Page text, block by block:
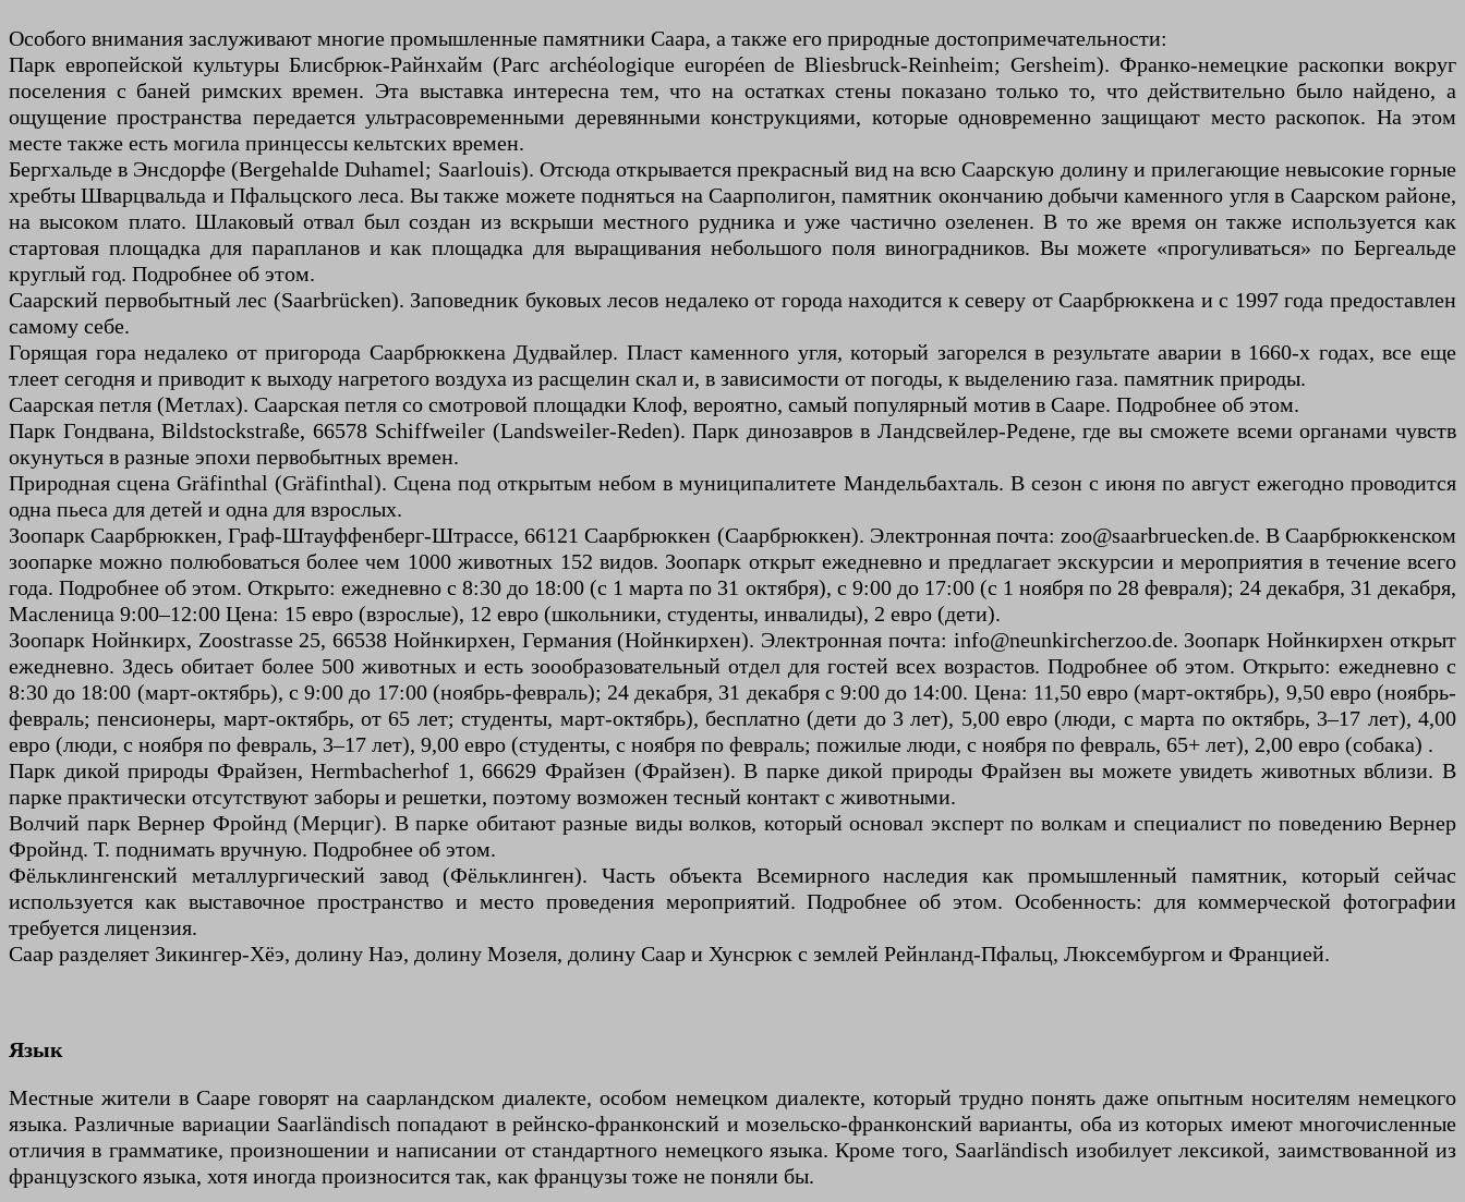
Особого внимания заслуживают многие промышленные памятники Саара, а также его природные достопримечательности:
Парк европейской культуры Блисбрюк-Райнхайм (Parc archéologique européen de Bliesbruck-Reinheim; Gersheim). Франко-немецкие раскопки вокруг
поселения с баней римских времен. Эта выставка интересна тем, что на остатках стены показано только то, что действительно было найдено, а
ощущение пространства передается ультрасовременными деревянными конструкциями, которые одновременно защищают место раскопок. На этом
месте также есть могила принцессы кельтских времен.
Бергхальде в Энсдорфе (Bergehalde Duhamel; Saarlouis). Отсюда открывается прекрасный вид на всю Саарскую долину и прилегающие невысокие горные
хребты Шварцвальда и Пфальцского леса. Вы также можете подняться на Саарполигон, памятник окончанию добычи каменного угля в Саарском районе,
на высоком плато. Шлаковый отвал был создан из вскрыши местного рудника и уже частично озеленен. В то же время он также используется как
стартовая площадка для парапланов и как площадка для выращивания небольшого поля виноградников. Вы можете «прогуливаться» по Бергеальде
круглый год. Подробнее об этом.
Саарский первобытный лес (Saarbrücken). Заповедник буковых лесов недалеко от города находится к северу от Саарбрюккена и с 1997 года предоставлен
самому себе.
Горящая гора недалеко от пригорода Саарбрюккена Дудвайлер. Пласт каменного угля, который загорелся в результате аварии в 1660-х годах, все еще
тлеет сегодня и приводит к выходу нагретого воздуха из расщелин скал и, в зависимости от погоды, к выделению газа. памятник природы.
Саарская петля (Метлах). Саарская петля со смотровой площадки Клоф, вероятно, самый популярный мотив в Сааре. Подробнее об этом.
Парк Гондвана, Bildstockstraße, 66578 Schiffweiler (Landsweiler-Reden). Парк динозавров в Ландсвейлер-Редене, где вы сможете всеми органами чувств
окунуться в разные эпохи первобытных времен.
Природная сцена Gräfinthal (Gräfinthal). Сцена под открытым небом в муниципалитете Мандельбахталь. В сезон с июня по август ежегодно проводится
одна пьеса для детей и одна для взрослых.
Зоопарк Саарбрюккен, Граф-Штауффенберг-Штрассе, 66121 Саарбрюккен (Саарбрюккен). Электронная почта: zoo@saarbruecken.de. В Саарбрюккенском
зоопарке можно полюбоваться более чем 1000 животных 152 видов. Зоопарк открыт ежедневно и предлагает экскурсии и мероприятия в течение всего
года. Подробнее об этом. Открыто: ежедневно с 8:30 до 18:00 (с 1 марта по 31 октября), с 9:00 до 17:00 (с 1 ноября по 28 февраля); 24 декабря, 31 декабря,
Масленица 9:00–12:00 Цена: 15 евро (взрослые), 12 евро (школьники, студенты, инвалиды), 2 евро (дети).
Зоопарк Нойнкирх, Zoostrasse 25, 66538 Нойнкирхен, Германия (Нойнкирхен). Электронная почта: info@neunkircherzoo.de. Зоопарк Нойнкирхен открыт
ежедневно. Здесь обитает более 500 животных и есть зоообразовательный отдел для гостей всех возрастов. Подробнее об этом. Открыто: ежедневно с
8:30 до 18:00 (март-октябрь), с 9:00 до 17:00 (ноябрь-февраль); 24 декабря, 31 декабря с 9:00 до 14:00. Цена: 11,50 евро (март-октябрь), 9,50 евро (ноябрь-
февраль; пенсионеры, март-октябрь, от 65 лет; студенты, март-октябрь), бесплатно (дети до 3 лет), 5,00 евро (люди, с марта по октябрь, 3–17 лет), 4,00
евро (люди, с ноября по февраль, 3–17 лет), 9,00 евро (студенты, с ноября по февраль; пожилые люди, с ноября по февраль, 65+ лет), 2,00 евро (собака) .
Парк дикой природы Фрайзен, Hermbacherhof 1, 66629 Фрайзен (Фрайзен). В парке дикой природы Фрайзен вы можете увидеть животных вблизи. В
парке практически отсутствуют заборы и решетки, поэтому возможен тесный контакт с животными.
Волчий парк Вернер Фройнд (Мерциг). В парке обитают разные виды волков, который основал эксперт по волкам и специалист по поведению Вернер
Фройнд. Т. поднимать вручную. Подробнее об этом.
Фёльклингенский металлургический завод (Фёльклинген). Часть объекта Всемирного наследия как промышленный памятник, который сейчас
используется как выставочное пространство и место проведения мероприятий. Подробнее об этом. Особенность: для коммерческой фотографии
требуется лицензия.
Саар разделяет Зикингер-Хёэ, долину Наэ, долину Мозеля, долину Саар и Хунсрюк с землей Рейнланд-Пфальц, Люксембургом и Францией.
Язык
Местные жители в Сааре говорят на саарландском диалекте, особом немецком диалекте, который трудно понять даже опытным носителям немецкого
языка. Различные вариации Saarländisch попадают в рейнско-франконский и мозельско-франконский варианты, оба из которых имеют многочисленные
отличия в грамматике, произношении и написании от стандартного немецкого языка. Кроме того, Saarländisch изобилует лексикой, заимствованной из
французского языка, хотя иногда произносится так, как французы тоже не поняли бы.